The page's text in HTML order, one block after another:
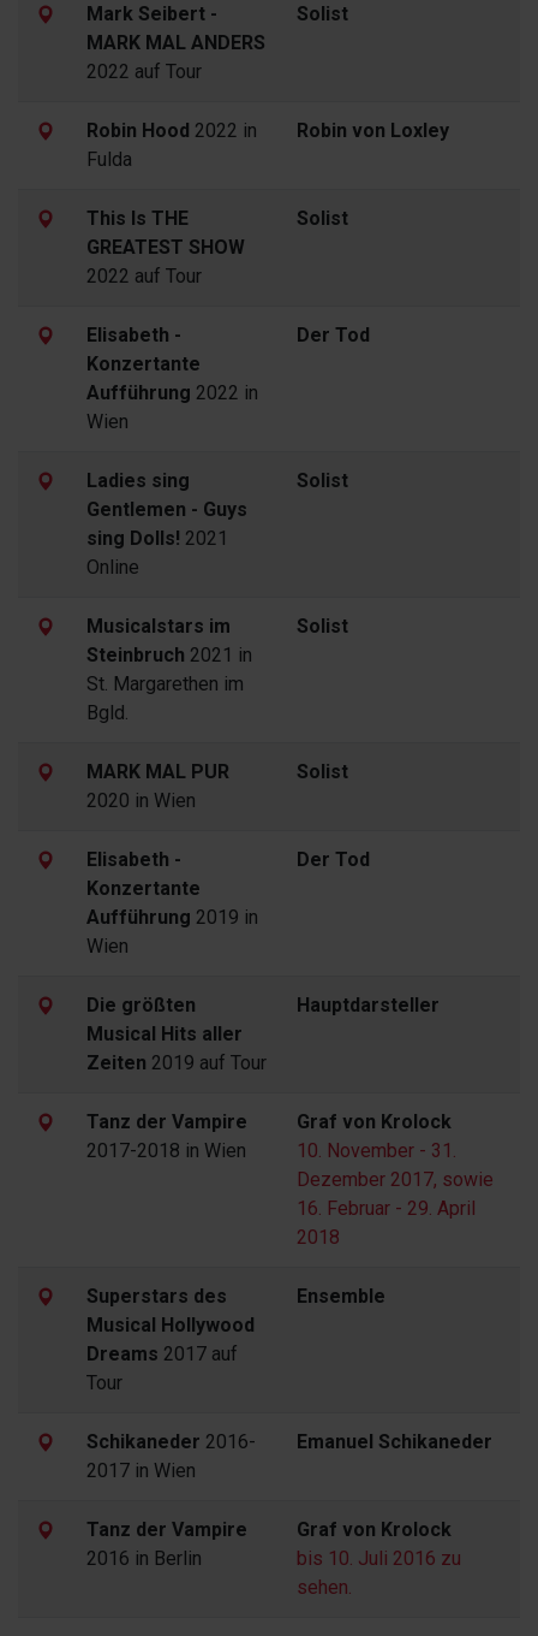
Mark Seibert -
MARK MAL ANDERS
2022 auf Tour
Solist
Robin Hood 2022 in
Fulda
Robin von Loxley
This Is THE
GREATEST SHOW
2022 auf Tour
Solist
Elisabeth -
Konzertante
Aufführung 2022 in
Wien
Der Tod
Ladies sing
Gentlemen - Guys
sing Dolls! 2021
Online
Solist
Musicalstars im
Steinbruch 2021 in
St. Margarethen im
Bgld.
Solist
MARK MAL PUR
2020 in Wien
Solist
Elisabeth -
Konzertante
Aufführung 2019 in
Wien
Der Tod
Die größten
Musical Hits aller
Zeiten 2019 auf Tour
Hauptdarsteller
Tanz der Vampire
2017-2018 in Wien
Graf von Krolock
10. November - 31.
Dezember 2017, sowie
16. Februar - 29. April
2018
Superstars des
Musical Hollywood
Dreams 2017 auf
Tour
Ensemble
Schikaneder 2016-
2017 in Wien
Emanuel Schikaneder
Tanz der Vampire
2016 in Berlin
Graf von Krolock
bis 10. Juli 2016 zu
sehen.